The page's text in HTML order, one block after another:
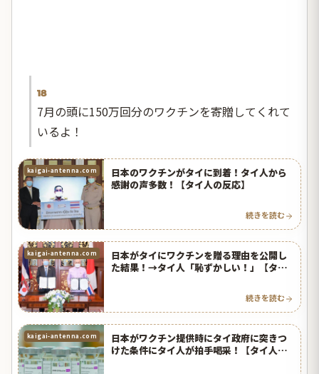
18
7月の頭に150万回分のワクチンを寄贈してくれて
いるよ！
kaigai-antenna.com
日本のワクチンがタイに到着！タイ人から
感謝の声多数！【タイ人の反応】
続きを読む
kaigai-antenna.com
日本がタイにワクチンを贈る理由を公開し
た結果！→タイ人「恥ずかしい！」【タイ
続きを読む
kaigai-antenna.com
日本がワクチン提供時にタイ政府に突きつ
けた条件にタイ人が拍手喝采！【タイ人の